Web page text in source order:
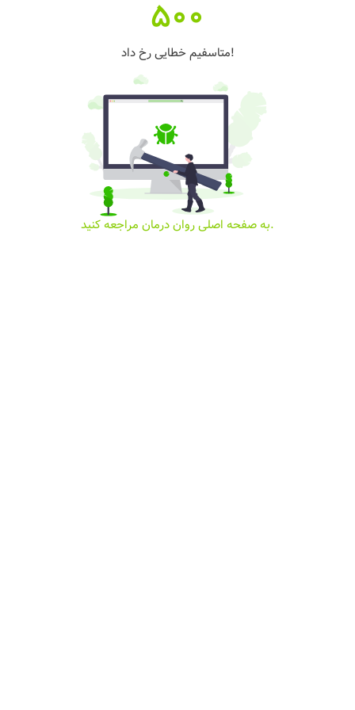
500
متاسفیم خطایی رخ داد!
به صفحه اصلی روان درمان مراجعه کنید.